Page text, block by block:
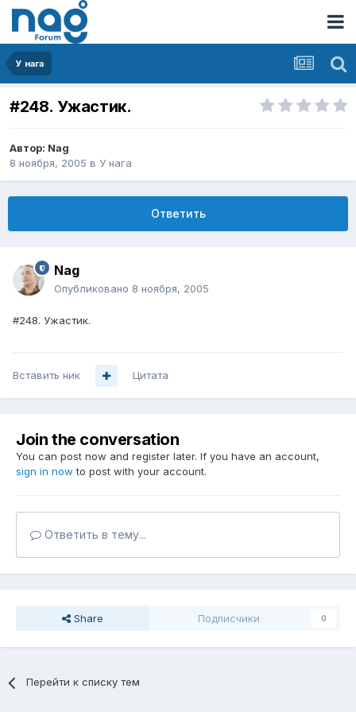
У нага
#248. Ужастик.
Автор: Nag
8 ноября, 2005 в У нага
Ответить
Nag
Опубликовано 8 ноября, 2005
#248. Ужастик.
Вставить ник Цитата
Join the conversation
You can post now and register later. If you have an account,
sign in now to post with your account.
Ответить в тему...
Share Подписчики 0
Перейти к списку тем